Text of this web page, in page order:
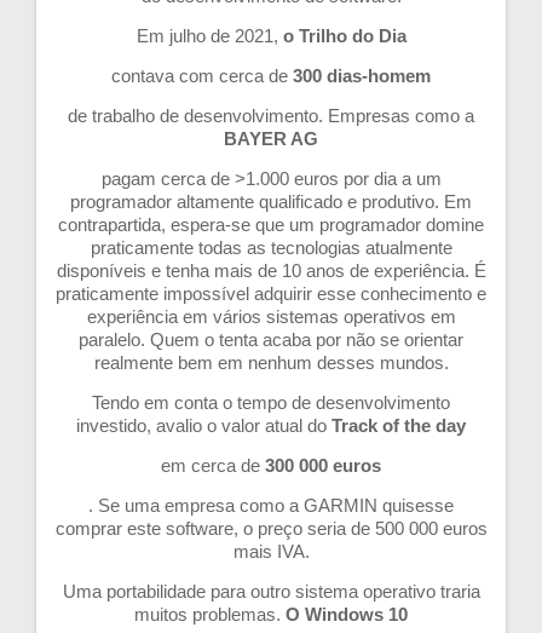
Em julho de 2021, o Trilho do Dia
contava com cerca de 300 dias-homem
de trabalho de desenvolvimento. Empresas como a
BAYER AG
pagam cerca de >1.000 euros por dia a um
programador altamente qualificado e produtivo. Em
contrapartida, espera-se que um programador domine
praticamente todas as tecnologias atualmente
disponíveis e tenha mais de 10 anos de experiência. É
praticamente impossível adquirir esse conhecimento e
experiência em vários sistemas operativos em
paralelo. Quem o tenta acaba por não se orientar
realmente bem em nenhum desses mundos.
Tendo em conta o tempo de desenvolvimento
investido, avalio o valor atual do Track of the day
em cerca de 300 000 euros
. Se uma empresa como a GARMIN quisesse
comprar este software, o preço seria de 500 000 euros
mais IVA.
Uma portabilidade para outro sistema operativo traria
muitos problemas. O Windows 10